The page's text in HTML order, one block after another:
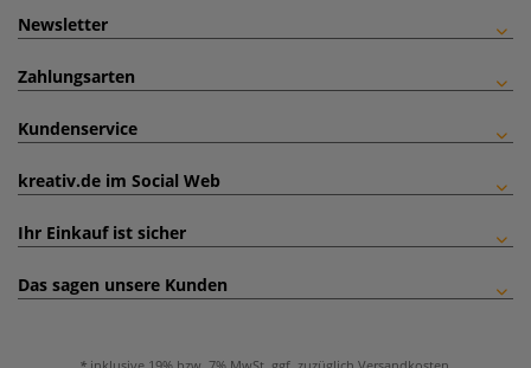
Newsletter
Zahlungsarten
Kundenservice
kreativ.de im Social Web
Ihr Einkauf ist sicher
Das sagen unsere Kunden